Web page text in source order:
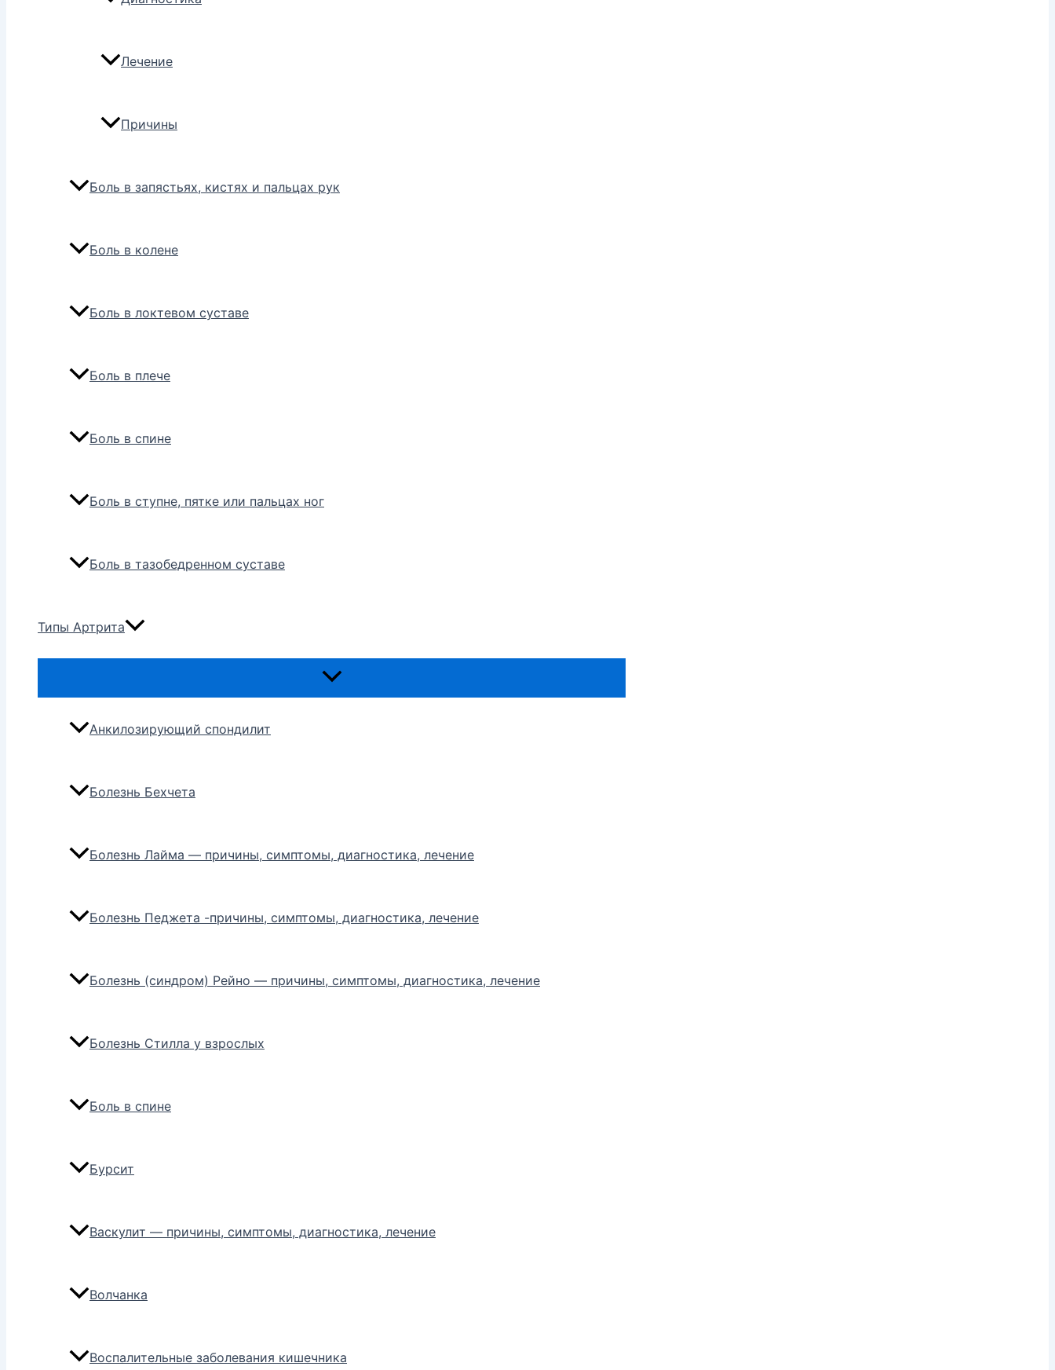
Лечение
Причины
Боль в запястьях, кистях и пальцах рук
Боль в колене
Боль в локтевом суставе
Боль в плече
Боль в спине
Боль в ступне, пятке или пальцах ног
Боль в тазобедренном суставе
Типы Артрита
Переключатель
Анкилозирующий спондилит
Болезнь Бехчета
Болезнь Лайма — причины, симптомы, диагностика, лечение
Болезнь Педжета -причины, симптомы, диагностика, лечение
Болезнь (синдром) Рейно — причины, симптомы, диагностика, лечение
Болезнь Стилла у взрослых
Боль в спине
Бурсит
Васкулит — причины, симптомы, диагностика, лечение
Волчанка
Воспалительные заболевания кишечника